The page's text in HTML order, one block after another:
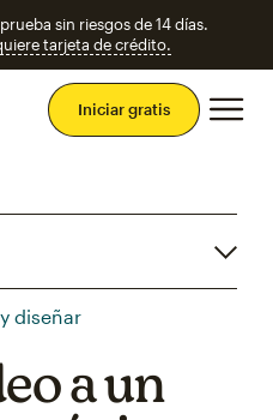
sin riesgos de 14 días.
tarjeta de crédito.
Iniciar gratis
diseñar
a un